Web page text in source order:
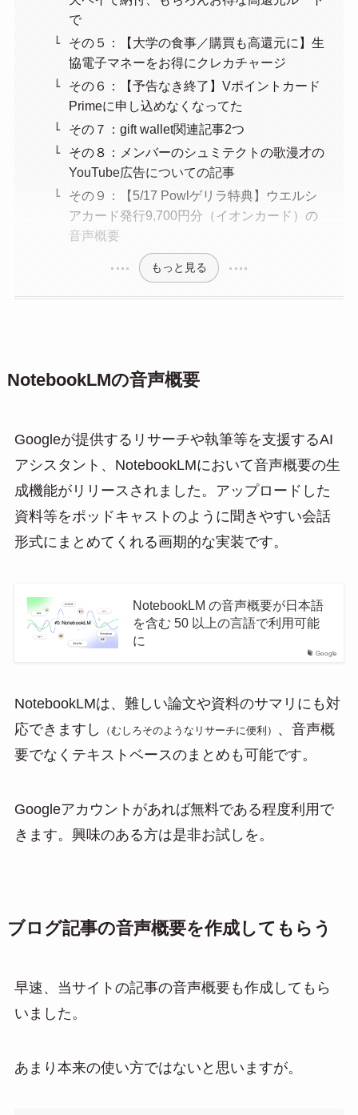
で
その５：【大学の食事／購買も高還元に】生
協電子マネーをお得にクレカチャージ
その６：【予告なき終了】Vポイントカード
Primeに申し込めなくなってた
その７：gift wallet関連記事2つ
その８：メンバーのシュミテクトの歌漫才の
YouTube広告についての記事
その９：【5/17 Powlゲリラ特典】ウエルシ
アカード発行9,700円分（イオンカード）の
音声概要
もっと見る
NotebookLMの音声概要
Googleが提供するリサーチや執筆等を支援するAI
アシスタント、NotebookLMにおいて音声概要の生
成機能がリリースされました。アップロードした
資料等をポッドキャストのように聞きやすい会話
形式にまとめてくれる画期的な実装です。
Google
NotebookLM の音声概要が日本語
を含む 50 以上の言語で利用可能
に
NotebookLMは、難しい論文や資料のサマリにも対
応できますし
（むしろそのようなリサーチに便利）
、音声概
要でなくテキストベースのまとめも可能です。
Googleアカウントがあれば無料である程度利用で
きます。興味のある方は是非お試しを。
ブログ記事の音声概要を作成してもらう
早速、当サイトの記事の音声概要も作成してもら
いました。
あまり本来の使い方ではないと思いますが。